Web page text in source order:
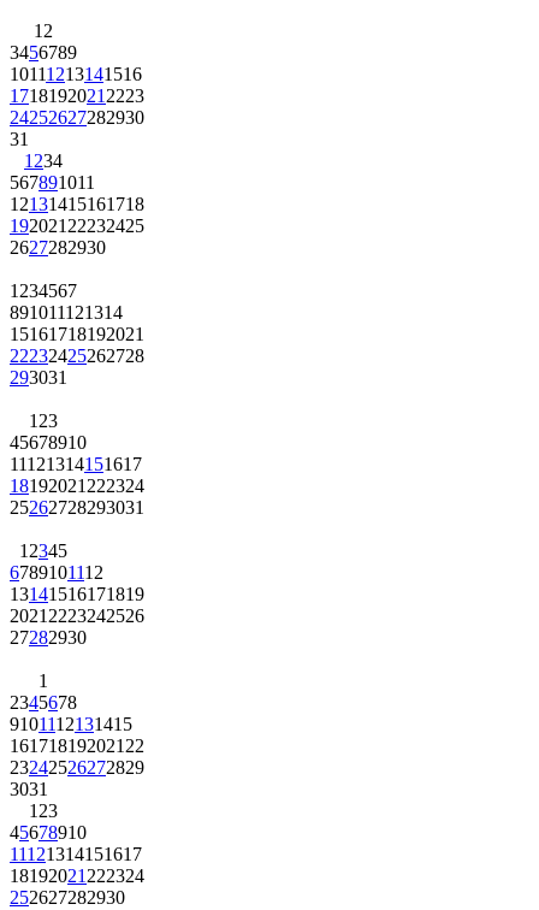
1 2
3456789
10111213141516
1718192021 2223
24252627282930
31
1 234
567891011
12131415161718
192021 22232425
2627282930
1 234567
891011121314
15161718192021
22232425262728
293031
1 23
45678910
11121314151617
18192021 222324
25262728293031
1 2345
6789101112
13141516171819
2021 2223242526
27282930
1
2345678
9101112131415
161718192021 22
23242526272829
3031
1 23
45678910
11121314151617
18192021 222324
252627282930